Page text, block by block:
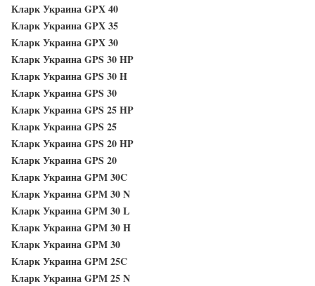
Кларк Украина GPX 40
Кларк Украина GPX 35
Кларк Украина GPX 30
Кларк Украина GPS 30 HP
Кларк Украина GPS 30 H
Кларк Украина GPS 30
Кларк Украина GPS 25 HP
Кларк Украина GPS 25
Кларк Украина GPS 20 HP
Кларк Украина GPS 20
Кларк Украина GPM 30C
Кларк Украина GPM 30 N
Кларк Украина GPM 30 L
Кларк Украина GPM 30 H
Кларк Украина GPM 30
Кларк Украина GPM 25C
Кларк Украина GPM 25 N